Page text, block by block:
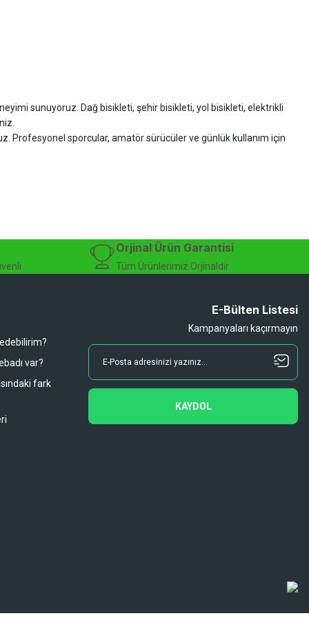
sunuyoruz. Dağ bisikleti, şehir bisikleti, yol bisikleti, elektrikli
Profesyonel sporcular, amatör sürücüler ve günlük kullanım için
Orjinal Ürün Garantisi
Tüm Ürünlerimiz Orjinaldir
var?
fark
E-Bülten Listesi
Kampanyaları kaçırmayın
KAYDOL